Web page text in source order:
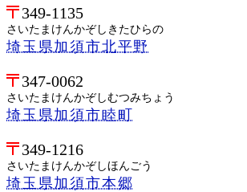
349-1135
さいたまけんかぞしきたひらの
埼玉県加須市北平野
347-0062
さいたまけんかぞしむつみちょう
埼玉県加須市睦町
349-1216
さいたまけんかぞしほんごう
埼玉県加須市本郷